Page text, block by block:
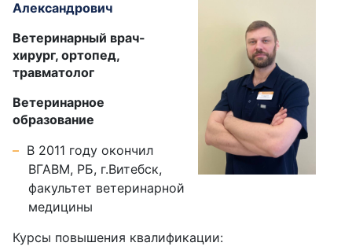
Александрович
Ветеринарный врач-
хирург, ортопед,
травматолог
Ветеринарное
образование
В 2011 году окончил
ВГАВМ, РБ, г.Витебск,
факультет ветеринарной
медицины
Курсы повышения квалификации: